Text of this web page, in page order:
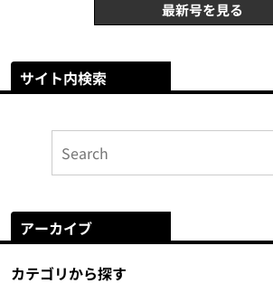
最新号を見る
サイト内検索
アーカイブ
カテゴリから探す